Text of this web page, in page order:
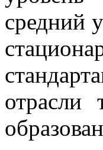
средний
отрасли